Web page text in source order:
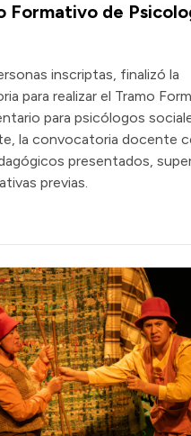
Formativo de
inscriptas, finalizó la
para realizar el Tramo
para psicólogos
la convocatoria docente
presentados,
previas.